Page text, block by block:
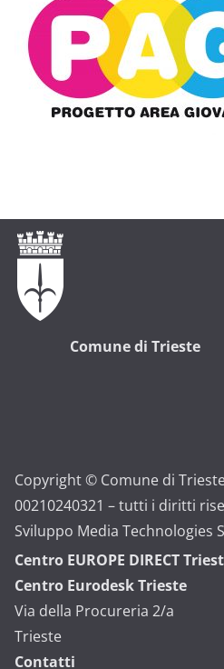
Comune di Trieste
Copyright © Comune di
00210240321 – tutti i diritti
Sviluppo Media Technologies
Centro EUROPE DIRECT
Centro Eurodesk Trieste
Via della Procureria 2/a
Trieste
Contatti